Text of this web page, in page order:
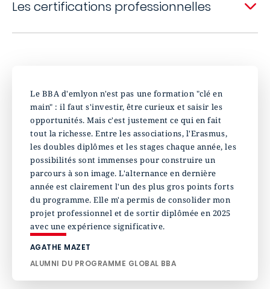
Les certifications professionnelles
Le BBA d'emlyon n'est pas une formation "clé en
main" : il faut s'investir, être curieux et saisir les
opportunités. Mais c'est justement ce qui en fait
tout la richesse. Entre les associations, l'Erasmus,
les doubles diplômes et les stages chaque année, les
possibilités sont immenses pour construire un
parcours à son image. L'alternance en dernière
année est clairement l'un des plus gros points forts
du programme. Elle m'a permis de consolider mon
projet professionnel et de sortir diplômée en 2025
avec une expérience significative.
AGATHE MAZET
ALUMNI DU PROGRAMME GLOBAL BBA